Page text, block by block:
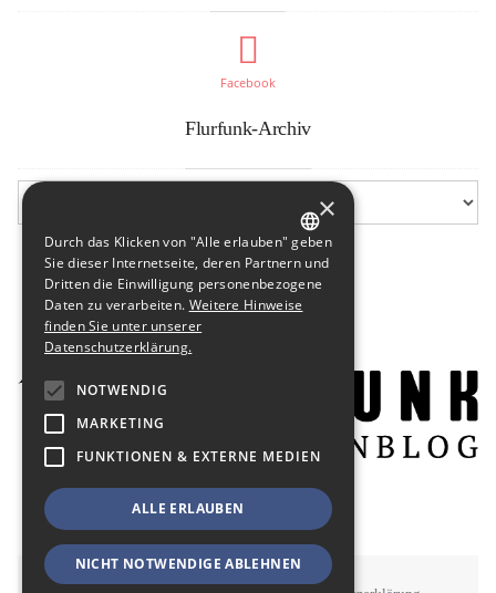
Facebook
Flurfunk-Archiv
GERMAN
ENGLISH
×
Durch das Klicken von "Alle erlauben" geben
Sie dieser Internetseite, deren Partnern und
Dritten die Einwilligung personenbezogene
Daten zu verarbeiten. Weitere Hinweise
finden Sie unter unserer
Datenschutzerklärung.
NOTWENDIG
MARKETING
FUNKTIONEN & EXTERNE MEDIEN
ALLE ERLAUBEN
NICHT NOTWENDIGE ABLEHNEN